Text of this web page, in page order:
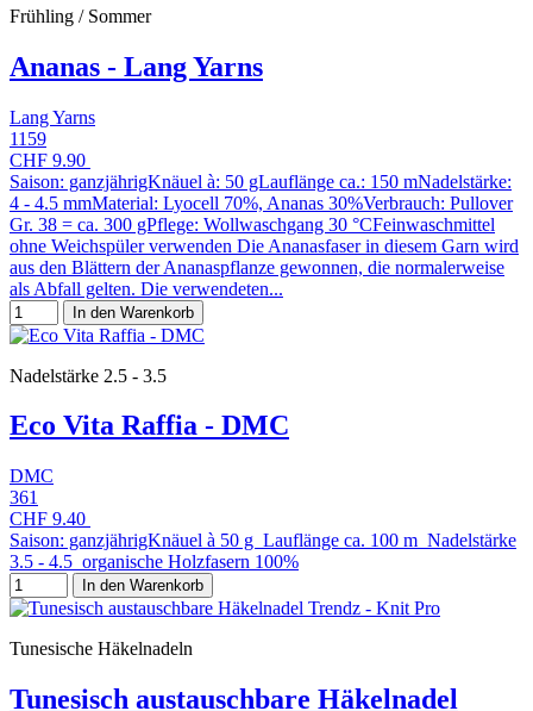
Frühling / Sommer
Ananas - Lang Yarns
Lang Yarns
1159
CHF 9.90
Saison: ganzjährigKnäuel à: 50 gLauflänge ca.: 150 mNadelstärke:
4 - 4.5 mmMaterial: Lyocell 70%, Ananas 30%Verbrauch: Pullover
Gr. 38 = ca. 300 gPflege: Wollwaschgang 30 °CFeinwaschmittel
ohne Weichspüler verwenden Die Ananasfaser in diesem Garn wird
aus den Blättern der Ananaspflanze gewonnen, die normalerweise
als Abfall gelten. Die verwendeten...
In den Warenkorb
Nadelstärke 2.5 - 3.5
Eco Vita Raffia - DMC
DMC
361
CHF 9.40
Saison: ganzjährigKnäuel à 50 g Lauflänge ca. 100 m Nadelstärke
3.5 - 4.5 organische Holzfasern 100%
In den Warenkorb
Tunesische Häkelnadeln
Tunesisch austauschbare Häkelnadel